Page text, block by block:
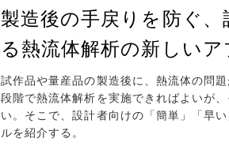
製造後の手戻りを防ぐ、
る熱流体解析の新しいア
試作品や量産品の製造後に、熱流体の問
段階で熱流体解析を実施できればよいが
い。そこで、設計者向けの「簡単」「早
ルを紹介する。